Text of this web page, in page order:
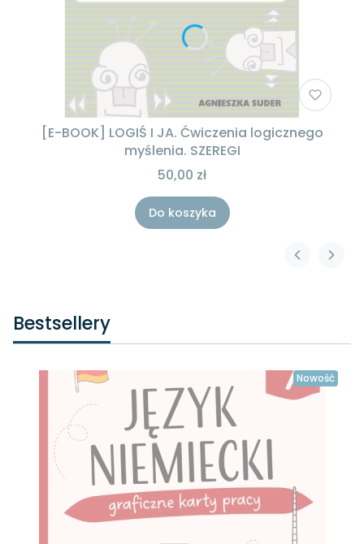
[E-BOOK] LOGIŚ I JA. Ćwiczenia logicznego
myślenia. SZEREGI
50,00 zł
Do koszyka
Bestsellery
Nowość